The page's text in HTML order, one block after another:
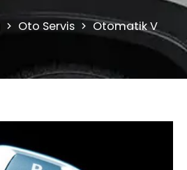
Oto Servis Otomatik Vites